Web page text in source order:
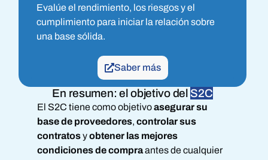
Evalúe el rendimiento, los riesgos y el
cumplimiento para iniciar la relación sobre
una base sólida.
Saber más
En resumen: el objetivo del S2C
El S2C tiene como objetivoasegurar su
base de proveedores, controlar sus
contratosyobtener las mejores
condiciones de compraantes de cualquier